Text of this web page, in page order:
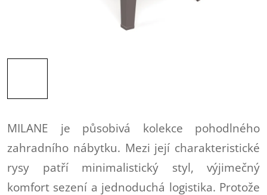
MILANE je působivá kolekce pohodlného
zahradního nábytku. Mezi její charakteristické
rysy patří minimalistický styl, výjimečný
komfort sezení a jednoduchá logistika. Protože